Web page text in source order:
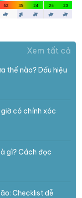
Xem tất cả
thế nào? Dấu hiệu
có chính xác
gì? Cách đọc
Checklist dễ